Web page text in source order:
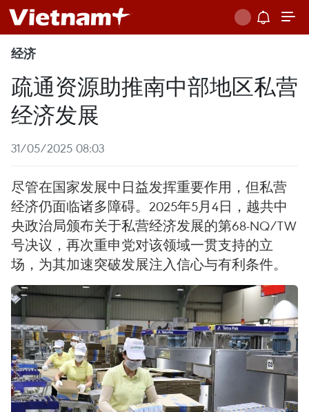
经济
疏通资源助推南中部地区私营
经济发展
31/05/2025 08:03
尽管在国家发展中日益发挥重要作用，但私营
经济仍面临诸多障碍。2025年5月4日，越共中
央政治局颁布关于私营经济发展的第68-NQ/TW
号决议，再次重申党对该领域一贯支持的立
场，为其加速突破发展注入信心与有利条件。